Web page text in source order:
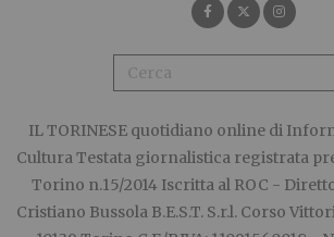
IL TORINESE quotidiano online di
Cultura Testata giornalistica registrata
Torino n.15/2014 Iscritta al ROC -
Cristiano Bussola B.E.S.T. S.r.l. Corso